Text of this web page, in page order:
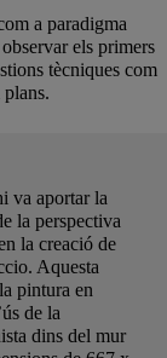
a paradigma
els primers
tècniques com
va aportar la
la perspectiva
la creació de
Aquesta
pintura en
de la
dins del mur